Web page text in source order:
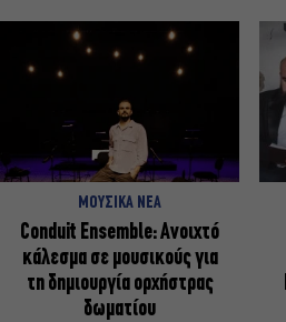
ΜΟΥΣΙΚΑ ΝΕΑ
Conduit Ensemble: Ανοιχτό
κάλεσμα σε μουσικούς για
τη δημιουργία ορχήστρας
δωματίου